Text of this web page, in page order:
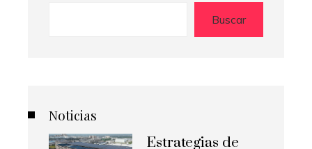
Buscar
Noticias
Estrategias de